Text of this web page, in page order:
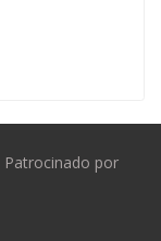
Patrocinado por